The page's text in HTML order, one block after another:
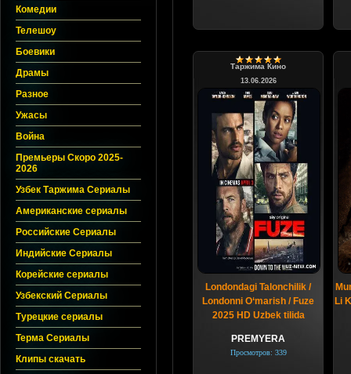
Комедии
Телешоу
Боевики
Драмы
Разное
Ужасы
Война
Премьеры Скоро 2025-
2026
Узбек Таржима Сериалы
Американские сериалы
Российские Сериалы
Индийские Сериалы
Корейские сериалы
Узбекский Сериалы
Турецкие сериалы
Терма Сериалы
Клипы скачать
Таржима Кино
13.06.2026
Londondagi Talonchilik /
Londonni O‘marish / Fuze
2025 HD Uzbek tilida
PREMYERA
Просмотров: 339
Li